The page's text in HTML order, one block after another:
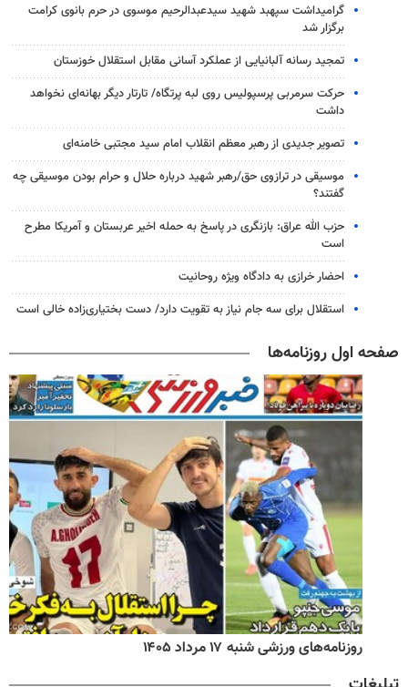
گرامیداشت سپهبد شهید سیدعبدالرحیم موسوی در حرم بانوی کرامت
برگزار شد
تمجید رسانه آلبانیایی از عملکرد آسانی مقابل استقلال خوزستان
حرکت سرمربی پرسپولیس روی لبه پرتگاه/ تارتار دیگر بهانه‌ای نخواهد
داشت
تصویر جدیدی از رهبر معظم انقلاب امام سید مجتبی خامنه‌ای
موسیقی در ترازوی حق/رهبر شهید درباره حلال و حرام بودن موسیقی چه
گفتند؟
حزب الله عراق: بازنگری در پاسخ به حمله اخیر عربستان و آمریکا مطرح
است
احضار خرازی به دادگاه ویژه روحانیت
استقلال برای سه جام نیاز به تقویت دارد/ دست بختیاری‌زاده خالی است
صفحه اول روزنامه‌ها
روزنامه‌های ورزشی شنبه ۱۷ مرداد ۱۴۰۵